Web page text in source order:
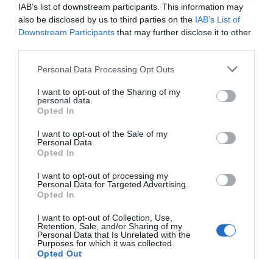
IAB’s list of downstream participants. This information may
also be disclosed by us to third parties on the IAB’s List of
Downstream Participants that may further disclose it to other
Personal Data Processing Opt Outs
I want to opt-out of the Sharing of my
personal data.
Opted In
I want to opt-out of the Sale of my
Personal Data.
Opted In
I want to opt-out of processing my
Personal Data for Targeted Advertising.
Opted In
I want to opt-out of Collection, Use,
Retention, Sale, and/or Sharing of my
Personal Data that Is Unrelated with the
Purposes for which it was collected.
Opted Out